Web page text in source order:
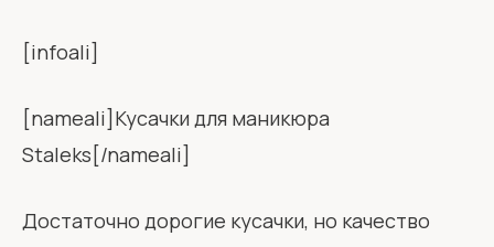
[infoali]
[nameali]Кусачки для маникюра
Staleks[/nameali]
Достаточно дорогие кусачки, но качество